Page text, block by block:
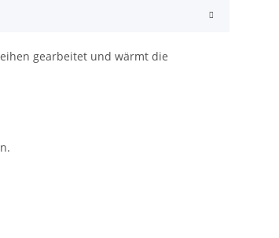
gearbeitet und wärmt die